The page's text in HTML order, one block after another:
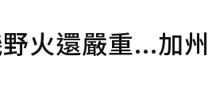
火還嚴重...加